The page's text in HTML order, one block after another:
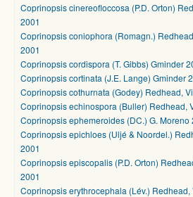
Coprinopsis cinereofloccosa (P.D. Orton)
2001
Coprinopsis coniophora (Romagn.)
2001
Coprinopsis cordispora (T. Gibbs) Gminder
Coprinopsis cortinata (J.E. Lange) Gminder
Coprinopsis cothurnata (Godey) Redhead,
Coprinopsis echinospora (Buller) Redhead,
Coprinopsis ephemeroides (DC.) G. Moreno
Coprinopsis epichloes (Uljé & Noordel.)
2001
Coprinopsis episcopalis (P.D. Orton)
2001
Coprinopsis erythrocephala (Lév.)